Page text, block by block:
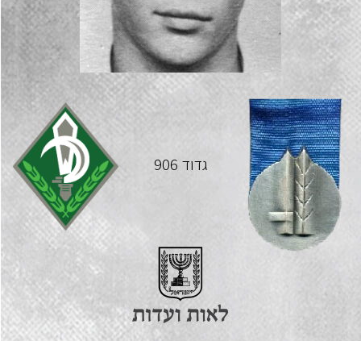
גדוד 906